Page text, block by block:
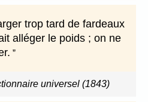
trop tard de fardeaux
alléger le poids ; on ne
universel (1843)